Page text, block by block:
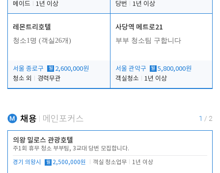
메이드
1년 이상
당번
1년 이상
레몬트리호텔
청소1명 (객실26개)
서울 종로구 월 2,600,000원
청소 외
경력무관
사당역 메트로21
부부 청소팀 구합니다
서울 관악구 월 5,800,000원
객실청소
1년 이상
채용 메인포커스 1 / 2
의왕 밀로스 관광호텔
주1회 휴무 청소 부부팀, 3교대 당번 모집합니다.
경기 의왕시 월 2,500,000원 객실 청소업무 1년 이상